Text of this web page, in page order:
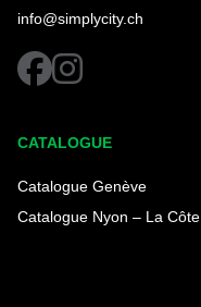
info@simplycity.ch
facebookinstagram
CATALOGUE
Catalogue Genève
Catalogue Nyon – La Côte